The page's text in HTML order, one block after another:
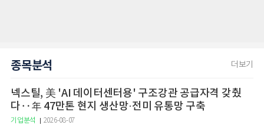
종목분석 더보기
넥스틸, 美 'AI 데이터센터용' 구조강관 공급자격 갖췄
다‥年 47만톤 현지 생산망·전미 유통망 구축
기업분석 2026-08-07